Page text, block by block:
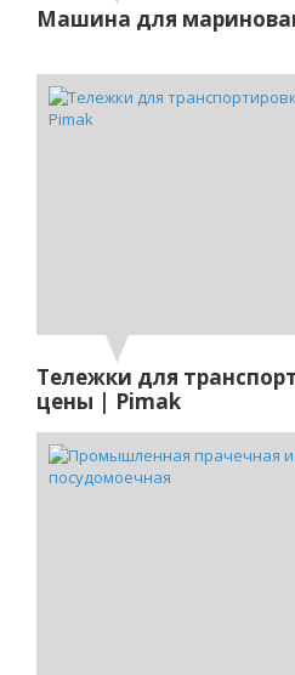
Машина для
Тележки для
цены | Pimak